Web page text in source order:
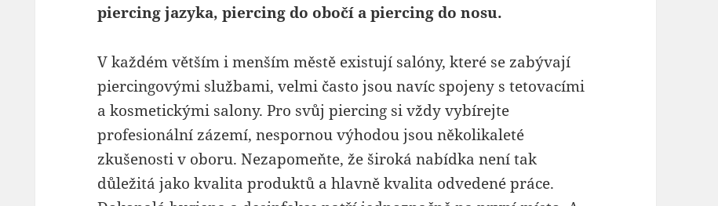
piercing jazyka, piercing do obočí a piercing do nosu.
V každém větším i menším městě existují salóny, které se zabývají
piercingovými službami, velmi často jsou navíc spojeny s tetovacími
a kosmetickými salony. Pro svůj piercing si vždy vybírejte
profesionální zázemí, nespornou výhodou jsou několikaleté
zkušenosti v oboru. Nezapomeňte, že široká nabídka není tak
důležitá jako kvalita produktů a hlavně kvalita odvedené práce.